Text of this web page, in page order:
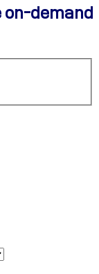
on-demand